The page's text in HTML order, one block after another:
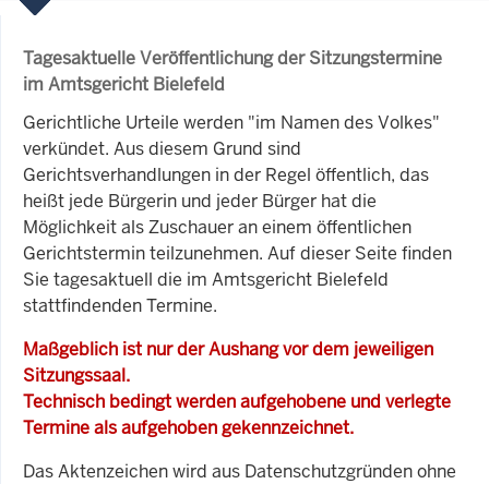
Tagesaktuelle Veröffentlichung der Sitzungstermine
im Amtsgericht Bielefeld
Gerichtliche Urteile werden "im Namen des Volkes"
verkündet. Aus diesem Grund sind
Gerichtsverhandlungen in der Regel öffentlich, das
heißt jede Bürgerin und jeder Bürger hat die
Möglichkeit als Zuschauer an einem öffentlichen
Gerichtstermin teilzunehmen. Auf dieser Seite finden
Sie tagesaktuell die im Amtsgericht Bielefeld
stattfindenden Termine.
Maßgeblich ist nur der Aushang vor dem jeweiligen
Sitzungssaal.
Technisch bedingt werden aufgehobene und verlegte
Termine als aufgehoben gekennzeichnet.
Das Aktenzeichen wird aus Datenschutzgründen ohne